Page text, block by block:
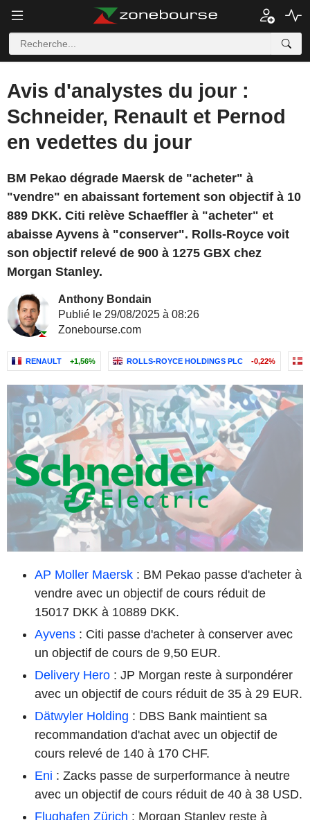
Avis d'analystes du jour :
Schneider, Renault et Pernod
en vedettes du jour
BM Pekao dégrade Maersk de "acheter" à
"vendre" en abaissant fortement son objectif à 10
889 DKK. Citi relève Schaeffler à "acheter" et
abaisse Ayvens à "conserver". Rolls-Royce voit
son objectif relevé de 900 à 1275 GBX chez
Morgan Stanley.
Anthony Bondain
Publié le 29/08/2025 à 08:26
Zonebourse.com
RENAULT +1,56% ROLLS-ROYCE HOLDINGS PLC -0,22%
AP Moller Maersk : BM Pekao passe d'acheter à
vendre avec un objectif de cours réduit de
15017 DKK à 10889 DKK.
Ayvens : Citi passe d'acheter à conserver avec
un objectif de cours de 9,50 EUR.
Delivery Hero : JP Morgan reste à surpondérer
avec un objectif de cours réduit de 35 à 29 EUR.
Dätwyler Holding : DBS Bank maintient sa
recommandation d'achat avec un objectif de
cours relevé de 140 à 170 CHF.
Eni : Zacks passe de surperformance à neutre
avec un objectif de cours réduit de 40 à 38 USD.
Flughafen Zürich : Morgan Stanley reste à